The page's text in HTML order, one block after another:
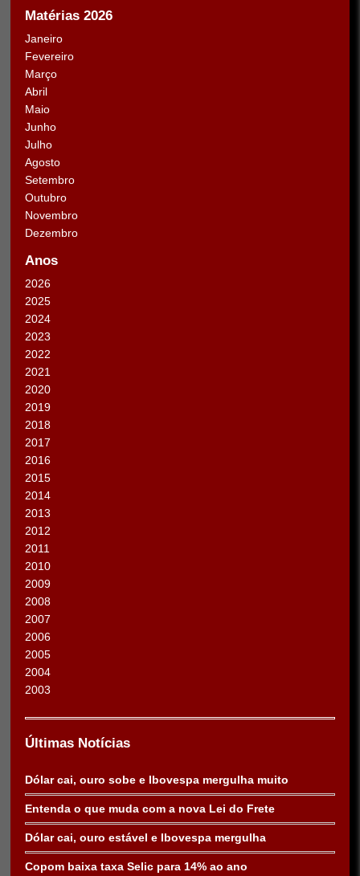
Matérias 2026
Janeiro
Fevereiro
Março
Abril
Maio
Junho
Julho
Agosto
Setembro
Outubro
Novembro
Dezembro
Anos
2026
2025
2024
2023
2022
2021
2020
2019
2018
2017
2016
2015
2014
2013
2012
2011
2010
2009
2008
2007
2006
2005
2004
2003
Últimas Notícias
Dólar cai, ouro sobe e Ibovespa mergulha muito
Entenda o que muda com a nova Lei do Frete
Dólar cai, ouro estável e Ibovespa mergulha
Copom baixa taxa Selic para 14% ao ano